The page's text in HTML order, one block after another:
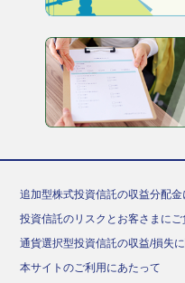
追加型株式投資信託の収益分配
投資信託のリスクとお客さまに
通貨選択型投資信託の収益/損失
本サイトのご利用にあたって